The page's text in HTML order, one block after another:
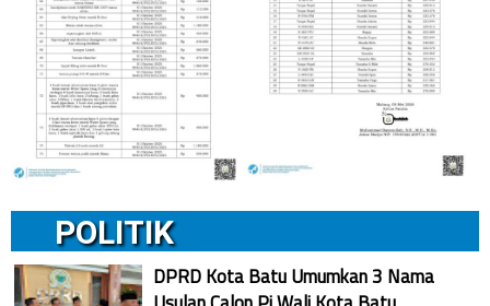
POLITIK
DPRD Kota Batu Umumkan 3 Nama
Usulan Calon Pj Wali Kota Batu